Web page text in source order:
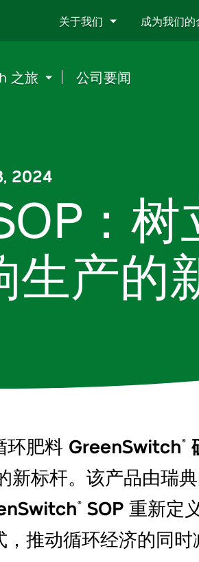
关于我们 成为我们
之旅 公司要闻
2024
：树
生产的
环肥料 GreenSwitch®
新标杆。该产品由瑞
® SOP 重新定
推动循环经济的同时